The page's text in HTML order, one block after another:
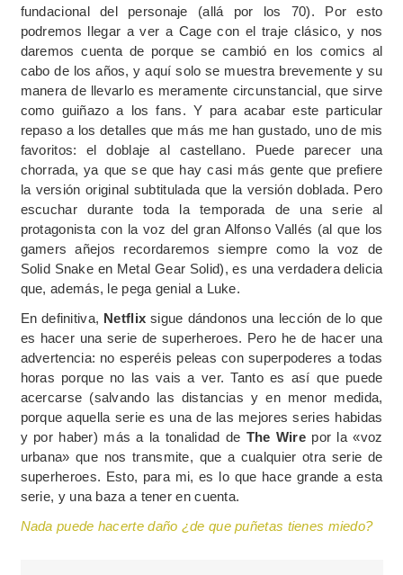
fundacional del personaje (allá por los 70). Por esto
podremos llegar a ver a Cage con el traje clásico, y nos
daremos cuenta de porque se cambió en los comics al
cabo de los años, y aquí solo se muestra brevemente y su
manera de llevarlo es meramente circunstancial, que sirve
como guiñazo a los fans. Y para acabar este particular
repaso a los detalles que más me han gustado, uno de mis
favoritos: el doblaje al castellano. Puede parecer una
chorrada, ya que se que hay casi más gente que prefiere
la versión original subtitulada que la versión doblada. Pero
escuchar durante toda la temporada de una serie al
protagonista con la voz del gran Alfonso Vallés (al que los
gamers añejos recordaremos siempre como la voz de
Solid Snake en Metal Gear Solid), es una verdadera delicia
que, además, le pega genial a Luke.
En definitiva, Netflix sigue dándonos una lección de lo que
es hacer una serie de superheroes. Pero he de hacer una
advertencia: no esperéis peleas con superpoderes a todas
horas porque no las vais a ver. Tanto es así que puede
acercarse (salvando las distancias y en menor medida,
porque aquella serie es una de las mejores series habidas
y por haber) más a la tonalidad de The Wire por la «voz
urbana» que nos transmite, que a cualquier otra serie de
superheroes. Esto, para mi, es lo que hace grande a esta
serie, y una baza a tener en cuenta.
Nada puede hacerte daño ¿de que puñetas tienes miedo?